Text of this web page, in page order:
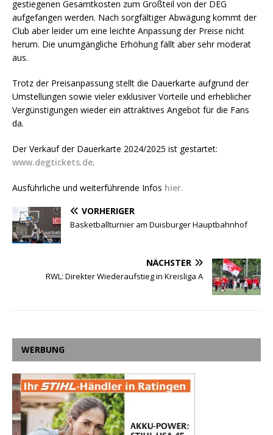
gestiegenen Gesamtkosten zum Großteil von der DEG
aufgefangen werden. Nach sorgfältiger Abwägung kommt der
Club aber leider um eine leichte Anpassung der Preise nicht
herum. Die unumgängliche Erhöhung fällt aber sehr moderat
aus.
Trotz der Preisanpassung stellt die Dauerkarte aufgrund der
Umstellungen sowie vieler exklusiver Vorteile und erheblicher
Vergünstigungen wieder ein attraktives Angebot für die Fans
da.
Der Verkauf der Dauerkarte 2024/2025 ist gestartet:
www.degtickets.de.
Ausführliche und weiterführende Infos hier.
VORHERIGER
Basketballturnier am Duisburger Hauptbahnhof
NÄCHSTER
RWL: Direkter Wiederaufstieg in Kreisliga A
WERBUNG